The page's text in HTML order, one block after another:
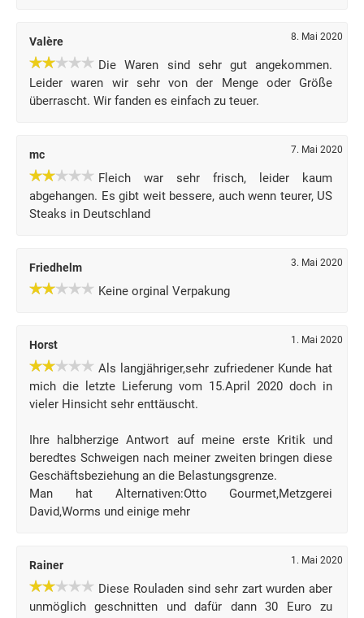
Valère 8. Mai 2020
Die Waren sind sehr gut angekommen.
Leider waren wir sehr von der Menge oder Größe
überrascht. Wir fanden es einfach zu teuer.
mc 7. Mai 2020
Fleich war sehr frisch, leider kaum
abgehangen. Es gibt weit bessere, auch wenn teurer, US
Steaks in Deutschland
Friedhelm 3. Mai 2020
Keine orginal Verpakung
Horst 1. Mai 2020
Als langjähriger,sehr zufriedener Kunde hat
mich die letzte Lieferung vom 15.April 2020 doch in
vieler Hinsicht sehr enttäuscht.
Ihre halbherzige Antwort auf meine erste Kritik und
beredtes Schweigen nach meiner zweiten bringen diese
Geschäftsbeziehung an die Belastungsgrenze.
Man hat Alternativen:Otto Gourmet,Metzgerei
David,Worms und einige mehr
Rainer 1. Mai 2020
Diese Rouladen sind sehr zart wurden aber
unmöglich geschnitten und dafür dann 30 Euro zu